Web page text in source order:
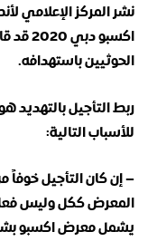
نشر المركز الإعلامي
اكسبو
الحوثيين باستهدافه.
ربط التأجيل
للأسباب التالية:
– إن كان التأجيل خوفاً
المعرض ككل وليس
يشمل معرض اكسبو